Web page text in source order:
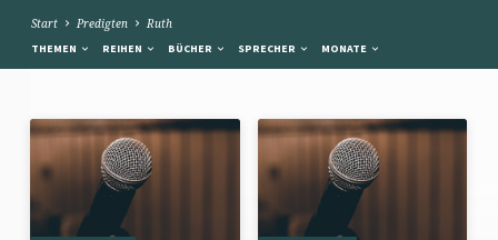
Start Predigten Ruth
THEMEN REIHEN BÜCHER SPRECHER MONATE
RUTH